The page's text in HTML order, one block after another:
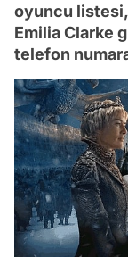
oyuncu
Emilia Clarke
telefon